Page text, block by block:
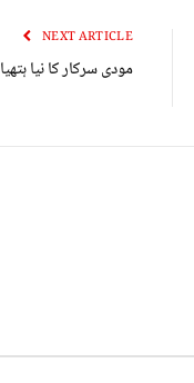
NEXT ARTICLE
مودی سرکار کا نیا